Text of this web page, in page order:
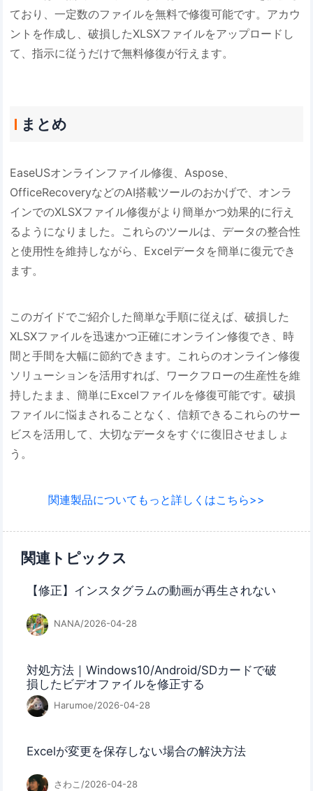
ており、一定数のファイルを無料で修復可能です。アカウ
ントを作成し、破損したXLSXファイルをアップロードし
て、指示に従うだけで無料修復が行えます。
まとめ
EaseUSオンラインファイル修復、Aspose、
OfficeRecoveryなどのAI搭載ツールのおかげで、オンラ
インでのXLSXファイル修復がより簡単かつ効果的に行え
るようになりました。これらのツールは、データの整合性
と使用性を維持しながら、Excelデータを簡単に復元でき
ます。
このガイドでご紹介した簡単な手順に従えば、破損した
XLSXファイルを迅速かつ正確にオンライン修復でき、時
間と手間を大幅に節約できます。これらのオンライン修復
ソリューションを活用すれば、ワークフローの生産性を維
持したまま、簡単にExcelファイルを修復可能です。破損
ファイルに悩まされることなく、信頼できるこれらのサー
ビスを活用して、大切なデータをすぐに復旧させましょ
う。
関連製品についてもっと詳しくはこちら>>
関連トピックス
【修正】インスタグラムの動画が再生されない
NANA/2026-04-28
対処方法｜Windows10/Android/SDカードで破
損したビデオファイルを修正する
Harumoe/2026-04-28
Excelが変更を保存しない場合の解決方法
さわこ/2026-04-28